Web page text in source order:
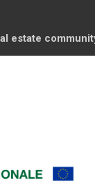
estate